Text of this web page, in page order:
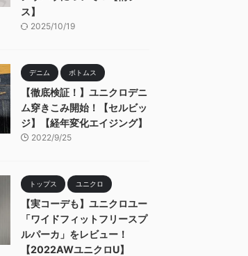
ス】
2025/10/19
デニム ボトムス
【徹底検証！】ユニクロデニ
ム穿きこみ開始！【セルビッ
ジ】【経年変化エイジング】
2022/9/25
トップス ユニクロ
【実コーデも】ユニクロユー
「ワイドフィットフリースプ
ルパーカ」をレビュー！
【2022AWユニクロU】